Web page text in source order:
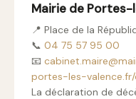
Mairie de
📍 Place de la
📞 04 75 57 95 00
📧
portes-les-
La déclaration de